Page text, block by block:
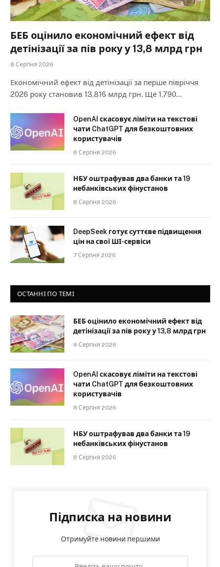
БЕБ оцінило економічний ефект від
детінізації за пів року у 13,8 млрд грн
8 Серпня 2026
Економічний ефект від детінізації за перше півріччя
2026 року становив 13,816 млрд грн. Ще 1,790…
OpenAI скасовує ліміти на текстові
чати ChatGPT для безкоштовних
користувачів
8 Серпня 2026
НБУ оштрафував два банки та 19
небанківських фінустанов
8 Серпня 2026
DeepSeek готує суттєве підвищення
цін на свої ШІ-сервіси
7 Серпня 2026
ОСТАННІ ПО ТЕМІ
БЕБ оцінило економічний ефект від
детінізації за пів року у 13,8 млрд грн
8 Серпня 2026
OpenAI скасовує ліміти на текстові
чати ChatGPT для безкоштовних
користувачів
8 Серпня 2026
НБУ оштрафував два банки та 19
небанківських фінустанов
8 Серпня 2026
Підписка на новини
Отримуйте новини першими